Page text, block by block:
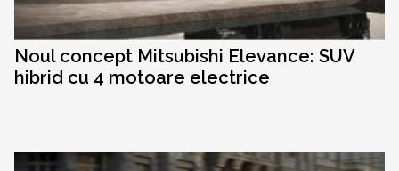
Noul concept Mitsubishi Elevance: SUV
hibrid cu 4 motoare electrice